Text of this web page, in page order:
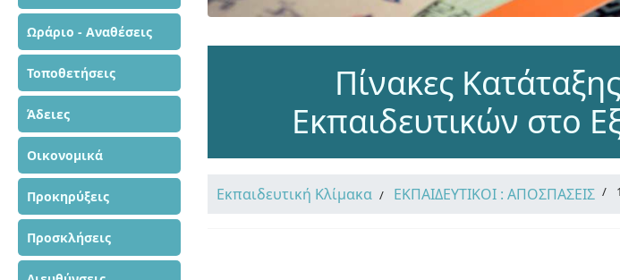
Ωράριο - Αναθέσεις
Τοποθετήσεις
Άδειες
Οικονομικά
Προκηρύξεις
Προσκλήσεις
Πίνακες
Εκπαιδευτικών στο
Εκπαιδευτική Κλίμακα ΕΚΠΑΙΔΕΥΤΙΚΟΙ : ΑΠΟΣΠΑΣΕΙΣ